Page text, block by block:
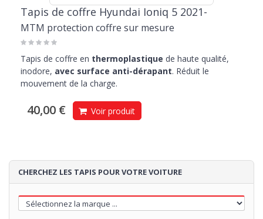
Tapis de coffre Hyundai Ioniq 5 2021-
MTM protection coffre sur mesure
Tapis de coffre en thermoplastique de haute qualité,
inodore, avec surface anti-dérapant. Réduit le
mouvement de la charge.
40,00 € Voir produit
CHERCHEZ LES TAPIS POUR VOTRE VOITURE